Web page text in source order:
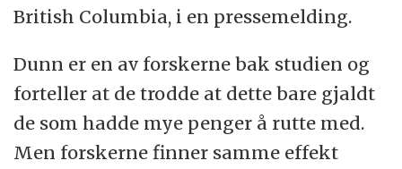
British Columbia, i en pressemelding.
Dunn er en av forskerne bak studien og
forteller at de trodde at dette bare gjaldt
de som hadde mye penger å rutte med.
Men forskerne finner samme effekt